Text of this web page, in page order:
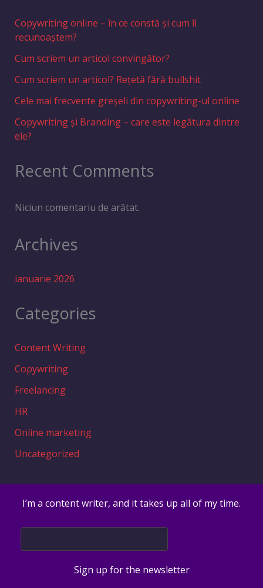
Copywriting online – în ce constă și cum îl
recunoaștem?
Cum scriem un articol convingător?
Cum scriem un articol? Rețetă fără bullshit
Cele mai frecvente greșeli din copywriting-ul online
Copywriting și Branding – care este legătura dintre
ele?
Recent Comments
Niciun comentariu de arătat.
Archives
ianuarie 2026
Categories
Content Writing
Copywriting
Freelancing
HR
Online marketing
Uncategorized
I’m a content writer, and it takes up all of my time.
Sign up for the newsletter